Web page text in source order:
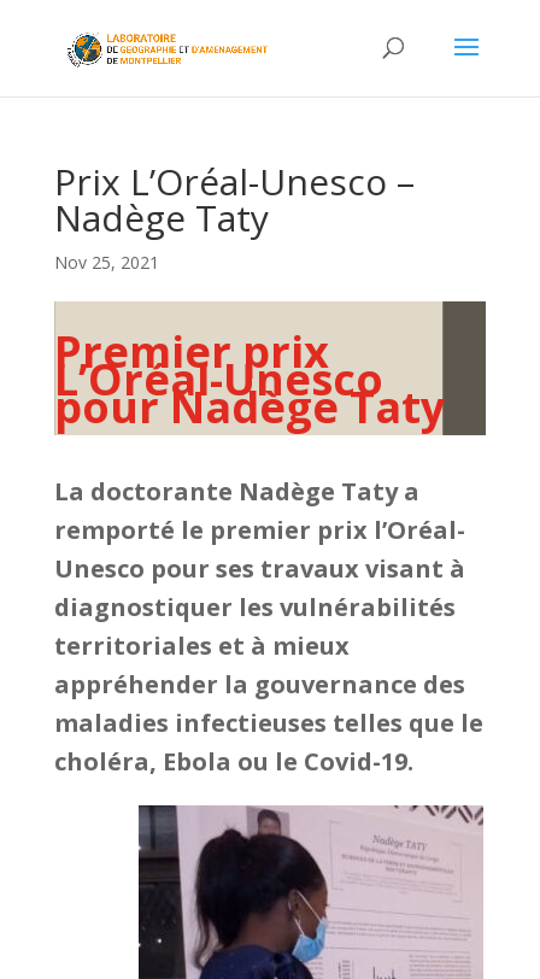
Prix L’Oréal-Unesco –
Nadège Taty
Nov 25, 2021
Premier prix
L’Oréal-Unesco
pour Nadège Taty
La doctorante Nadège Taty a
remporté le premier prix l’Oréal-
Unesco pour ses travaux visant à
diagnostiquer les vulnérabilités
territoriales et à mieux
appréhender la gouvernance des
maladies infectieuses telles que le
choléra, Ebola ou le Covid-19.